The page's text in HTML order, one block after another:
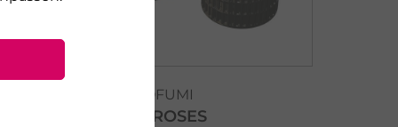
RUDY PROFUMI
CANDLE ROSES